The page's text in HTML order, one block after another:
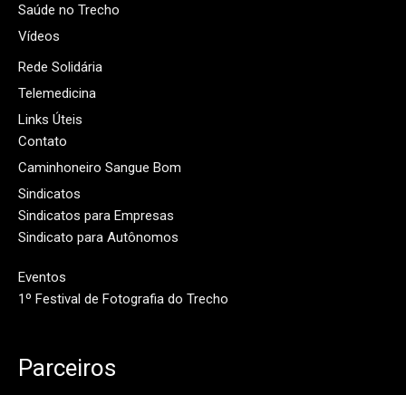
Saúde no Trecho
Vídeos
Rede Solidária
Telemedicina
Links Úteis
Contato
Caminhoneiro Sangue Bom
Sindicatos
Sindicatos para Empresas
Sindicato para Autônomos
Eventos
1º Festival de Fotografia do Trecho
Parceiros